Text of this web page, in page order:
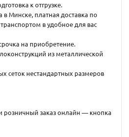
к отгрузке.
в Минске, платная доставка по
в удобное для вас
на приобретение.
из металлической
сеток нестандартных размеров
заказ онлайн — кнопка